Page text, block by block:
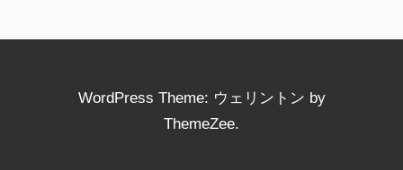
WordPress Theme: ウェリントン by
ThemeZee.